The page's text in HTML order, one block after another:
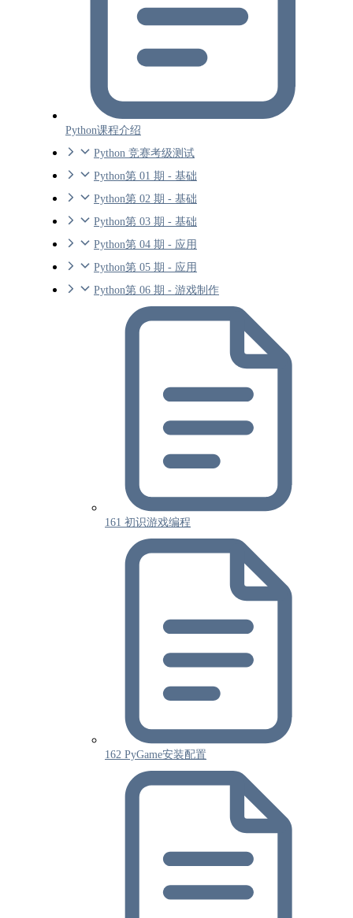
Python课程介绍
Python 竞赛考级测试
Python第 01 期 - 基础
Python第 02 期 - 基础
Python第 03 期 - 基础
Python第 04 期 - 应用
Python第 05 期 - 应用
Python第 06 期 - 游戏制作
161 初识游戏编程
162 PyGame安装配置